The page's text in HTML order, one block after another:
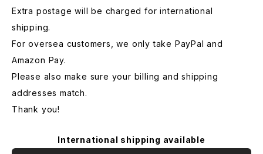
Extra postage will be charged for international
shipping.
For oversea customers, we only take PayPal and
Amazon Pay.
Please also make sure your billing and shipping
addresses match.
Thank you!
International shipping available